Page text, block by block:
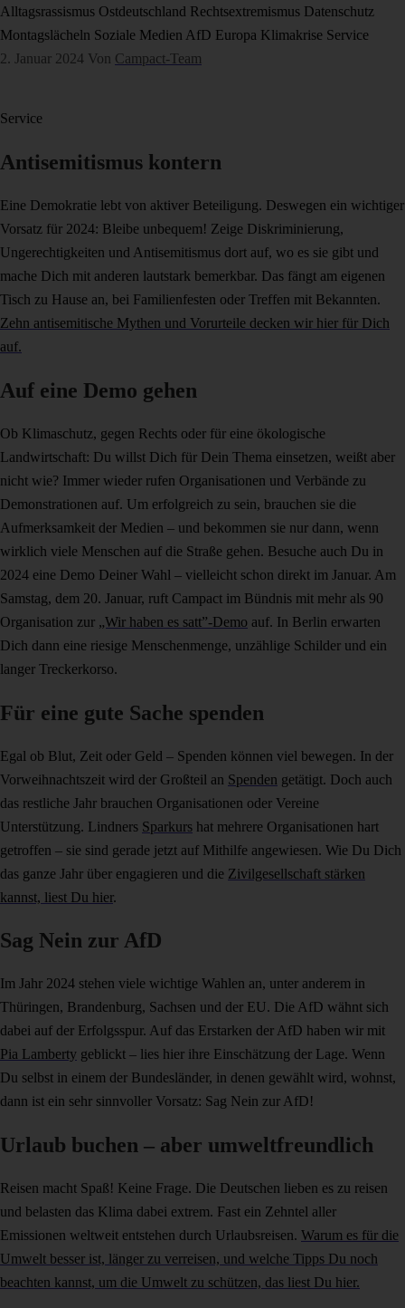
Alltagsrassismus Ostdeutschland Rechtsextremismus Datenschutz
Montagslächeln Soziale Medien AfD Europa Klimakrise Service
2. Januar 2024 Von Campact-Team
Service
Antisemitismus kontern
Eine Demokratie lebt von aktiver Beteiligung. Deswegen ein wichtiger
Vorsatz für 2024: Bleibe unbequem! Zeige Diskriminierung,
Ungerechtigkeiten und Antisemitismus dort auf, wo es sie gibt und
mache Dich mit anderen lautstark bemerkbar. Das fängt am eigenen
Tisch zu Hause an, bei Familienfesten oder Treffen mit Bekannten.
Zehn antisemitische Mythen und Vorurteile decken wir hier für Dich
auf.
Auf eine Demo gehen
Ob Klimaschutz, gegen Rechts oder für eine ökologische
Landwirtschaft: Du willst Dich für Dein Thema einsetzen, weißt aber
nicht wie? Immer wieder rufen Organisationen und Verbände zu
Demonstrationen auf. Um erfolgreich zu sein, brauchen sie die
Aufmerksamkeit der Medien – und bekommen sie nur dann, wenn
wirklich viele Menschen auf die Straße gehen. Besuche auch Du in
2024 eine Demo Deiner Wahl – vielleicht schon direkt im Januar. Am
Samstag, dem 20. Januar, ruft Campact im Bündnis mit mehr als 90
Organisation zur „Wir haben es satt”-Demo auf. In Berlin erwarten
Dich dann eine riesige Menschenmenge, unzählige Schilder und ein
langer Treckerkorso.
Für eine gute Sache spenden
Egal ob Blut, Zeit oder Geld – Spenden können viel bewegen. In der
Vorweihnachtszeit wird der Großteil an Spenden getätigt. Doch auch
das restliche Jahr brauchen Organisationen oder Vereine
Unterstützung. Lindners Sparkurs hat mehrere Organisationen hart
getroffen – sie sind gerade jetzt auf Mithilfe angewiesen. Wie Du Dich
das ganze Jahr über engagieren und die Zivilgesellschaft stärken
kannst, liest Du hier.
Sag Nein zur AfD
Im Jahr 2024 stehen viele wichtige Wahlen an, unter anderem in
Thüringen, Brandenburg, Sachsen und der EU. Die AfD wähnt sich
dabei auf der Erfolgsspur. Auf das Erstarken der AfD haben wir mit
Pia Lamberty geblickt – lies hier ihre Einschätzung der Lage. Wenn
Du selbst in einem der Bundesländer, in denen gewählt wird, wohnst,
dann ist ein sehr sinnvoller Vorsatz: Sag Nein zur AfD!
Urlaub buchen – aber umweltfreundlich
Reisen macht Spaß! Keine Frage. Die Deutschen lieben es zu reisen
und belasten das Klima dabei extrem. Fast ein Zehntel aller
Emissionen weltweit entstehen durch Urlaubsreisen. Warum es für die
Umwelt besser ist, länger zu verreisen, und welche Tipps Du noch
beachten kannst, um die Umwelt zu schützen, das liest Du hier.